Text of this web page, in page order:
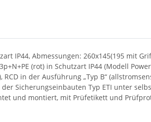
IP44, Abmessungen: 260x145(195 mit
(rot) in Schutzart IP44 (Modell
in der Ausführung „Typ B“
Sicherungseinbauten Typ ETI unter
und montiert, mit Prüfetikett und